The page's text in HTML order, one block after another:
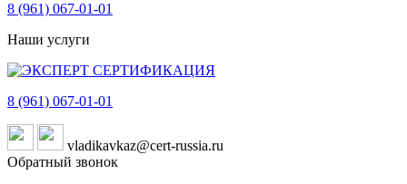
8 (961) 067-01-01
Наши услуги
8 (961) 067-01-01
vladikavkaz@cert-russia.ru
Обратный звонок